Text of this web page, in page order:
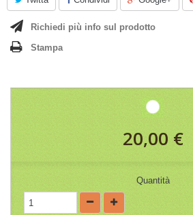
Richiedi più info sul prodotto
Stampa
20,00 €
Quantità